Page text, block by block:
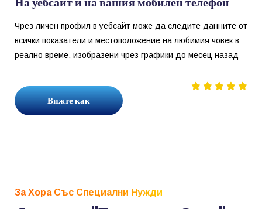
Чрез личен профил в уебсайт може да следите данните от
всички показатели и местоположение на любимия човек в
реално време, изобразени чрез графики до месец назад
Вижте как
За Хора Със Специални Нужди